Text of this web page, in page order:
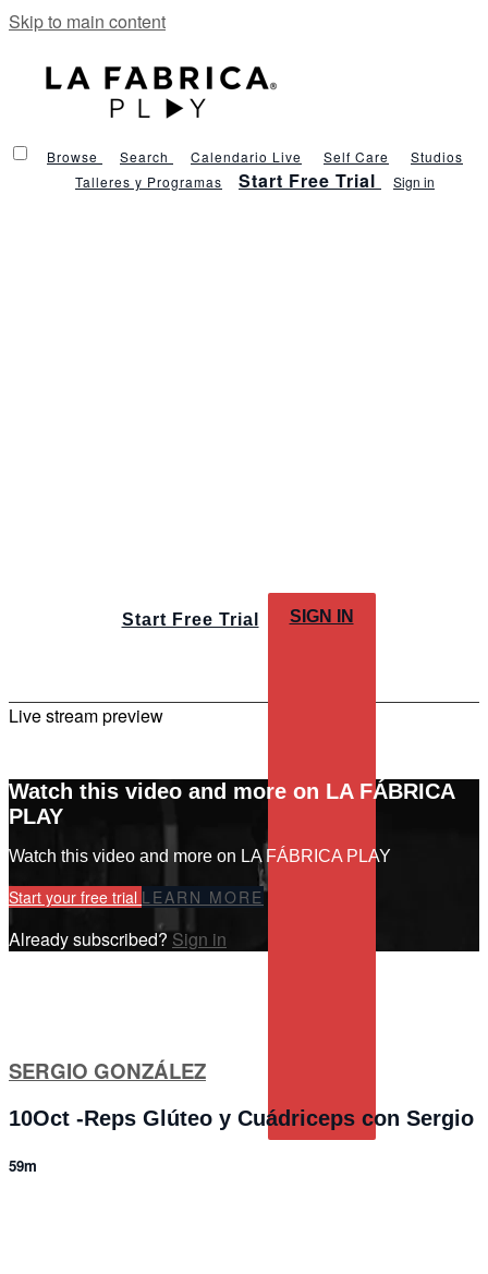
Skip to main content
Browse Search Calendario Live Self Care
Studios
Talleres y Programas
Start Free Trial Sign in
Start Free Trial SIGN IN
Live stream preview
Watch this video and more on LA FÁBRICA
PLAY
Watch this video and more on LA FÁBRICA PLAY
Start your free trial LEARN MORE
Already subscribed? Sign in
SERGIO GONZÁLEZ
10Oct -Reps Glúteo y Cuádriceps con Sergio
59m